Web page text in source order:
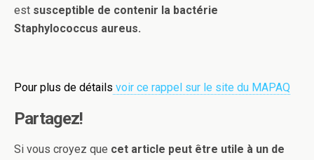
est susceptible de contenir la bactérie
Staphylococcus aureus.
Pour plus de détails voir ce rappel sur le site du MAPAQ
Partagez!
Si vous croyez que cet article peut être utile à un de